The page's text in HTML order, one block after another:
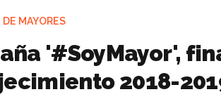
MAYORES
'#SoyMayor',
2018-